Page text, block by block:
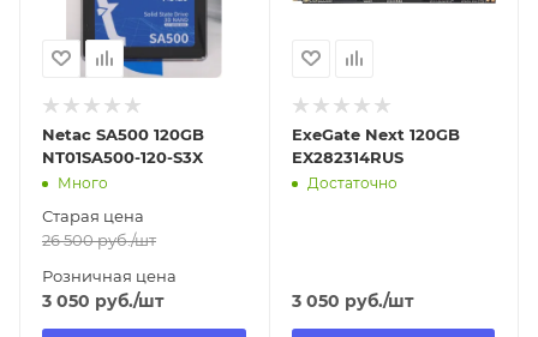
Netac SA500 120GB
NT01SA500-120-S3X
Много
Старая цена
26 500руб./шт
Розничная цена
3 050 руб./шт
ExeGate Next 120GB
EX282314RUS
Достаточно
3 050 руб./шт